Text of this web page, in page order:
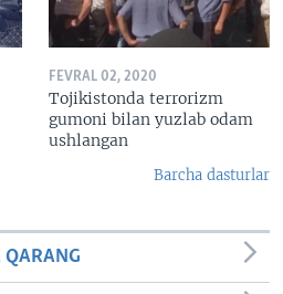
FEVRAL 02, 2020
Tojikistonda terrorizm
gumoni bilan yuzlab odam
ushlangan
Barcha dasturlar